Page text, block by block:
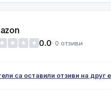
★ ★ ★ ★ 0.0· 0 отзиви
са оставили отзиви на друг